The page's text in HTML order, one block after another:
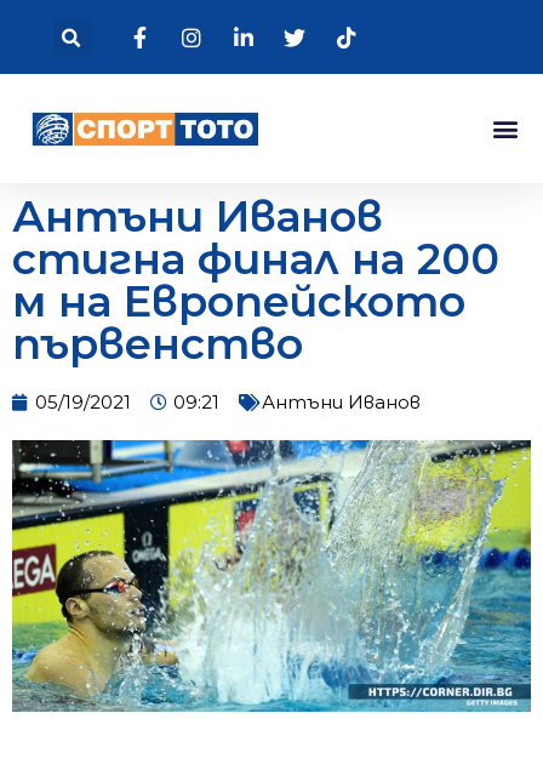
Антъни Иванов
стигна финал на 200
м на Европейското
първенство
05/19/2021 09:21 Антъни Иванов